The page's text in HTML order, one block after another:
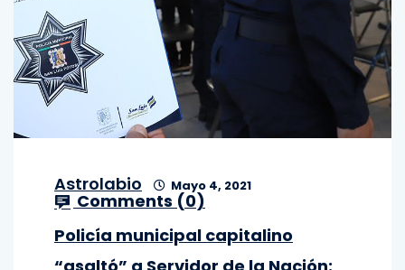
Astrolabio Mayo 4, 2021
Comments (0)
Policía municipal capitalino